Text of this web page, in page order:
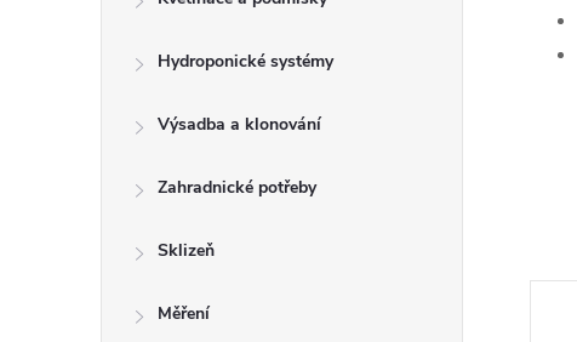
Hydroponické systémy
Výsadba a klonování
Zahradnické potřeby
Sklizeň
Měření